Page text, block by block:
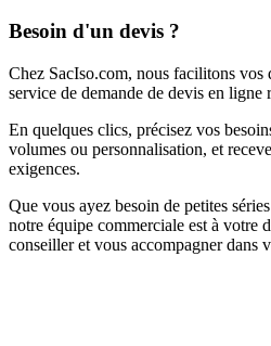
Besoin d'un devis ?
Chez SacIso.com, nous facilitons vos
service de demande de devis en ligne
En quelques clics, précisez vos
volumes ou personnalisation, et
exigences.
Que vous ayez besoin de petites
notre équipe commerciale est à votre
conseiller et vous accompagner dans